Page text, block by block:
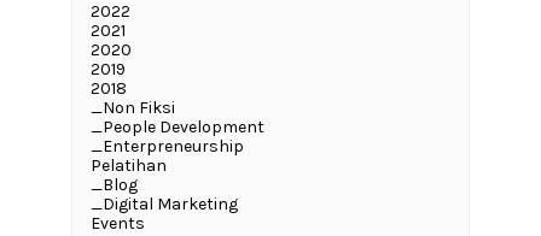
2022
2021
2020
2019
2018
_Non Fiksi
_People Development
_Enterpreneurship
Pelatihan
_Blog
_Digital Marketing
Events